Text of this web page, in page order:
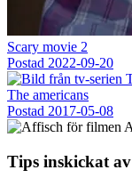
Scary movie 2
Postad 2022-09-20
The americans
Postad 2017-05-08
Tips inskickat av